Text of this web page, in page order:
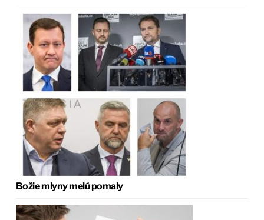
Božie mlyny melú pomaly